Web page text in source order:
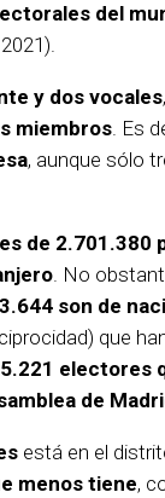
del
y dos vocales
miembros. Es
, aunque sólo
de 2.701.380
. No
son de
que
electores
de
está en el
menos tiene,